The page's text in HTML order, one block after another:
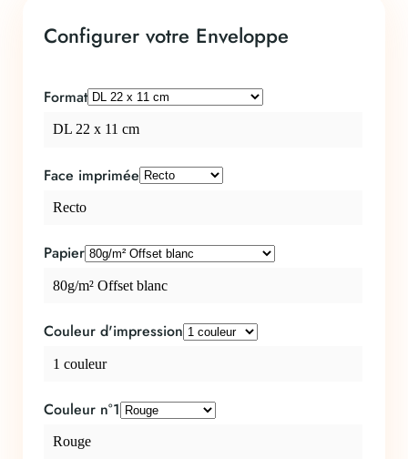
Configurer votre Enveloppe
Format
DL 22 x 11 cm
Face imprimée
Recto
Papier
80g/m² Offset blanc
Couleur d'impression
1 couleur
Couleur n°1
Rouge